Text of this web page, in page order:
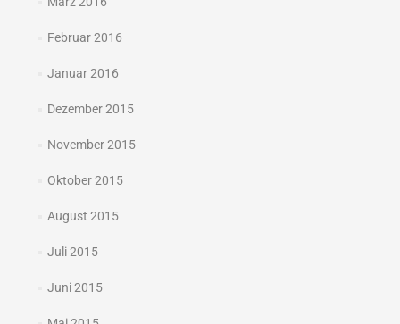
Februar 2016
Januar 2016
Dezember 2015
November 2015
Oktober 2015
August 2015
Juli 2015
Juni 2015